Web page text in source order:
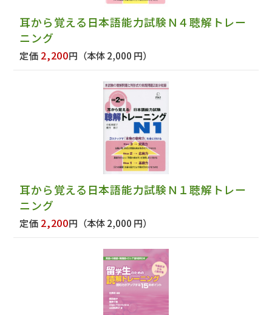
耳から覚える日本語能力試験Ｎ４聴解トレー
ニング
定価 2,200円 （本体 2,000 円）
耳から覚える日本語能力試験Ｎ１聴解トレー
ニング
定価 2,200円 （本体 2,000 円）